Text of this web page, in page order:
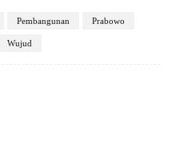
Pembangunan Prabowo
Wujud